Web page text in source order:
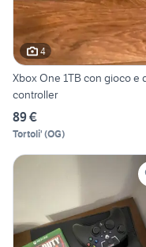
4
Xbox One 1TB con gioco e
controller
89 €
Tortoli' (OG)